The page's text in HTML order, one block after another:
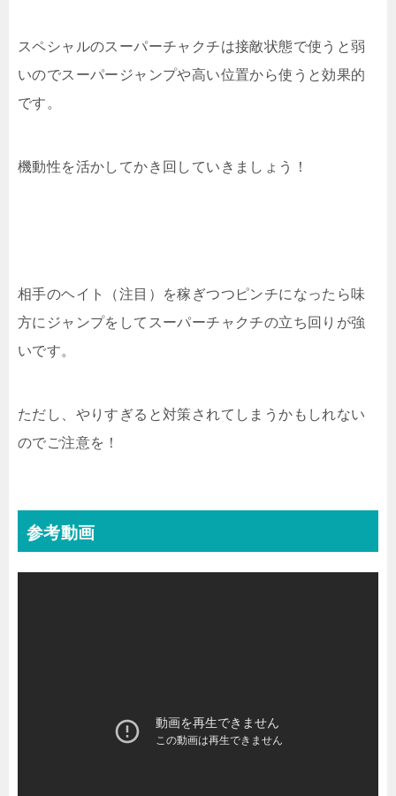
スペシャルのスーパーチャクチは接敵状態で使うと弱
いのでスーパージャンプや高い位置から使うと効果的
です。
機動性を活かしてかき回していきましょう！
相手のヘイト（注目）を稼ぎつつピンチになったら味
方にジャンプをしてスーパーチャクチの立ち回りが強
いです。
ただし、やりすぎると対策されてしまうかもしれない
のでご注意を！
参考動画